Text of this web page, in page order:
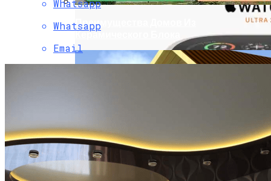
Преимущества Домов Из
Керамического Блока
Whatsapp
Whatsapp
Email